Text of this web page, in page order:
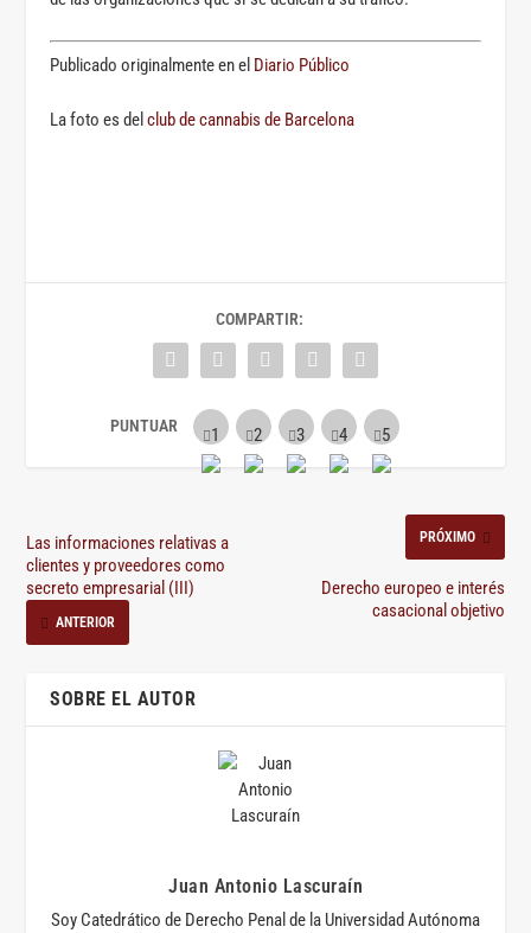
Publicado originalmente en el Diario Público
La foto es delclub de cannabis de Barcelona
COMPARTIR:
Las informaciones relativas a
clientes y proveedores como
secreto empresarial (III)
ANTERIOR
PRÓXIMO
Derecho europeo e interés
casacional objetivo
SOBRE EL AUTOR
Juan Antonio Lascuraín
Soy Catedrático de Derecho Penal de la Universidad Autónoma